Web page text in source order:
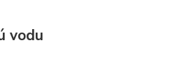
vodu